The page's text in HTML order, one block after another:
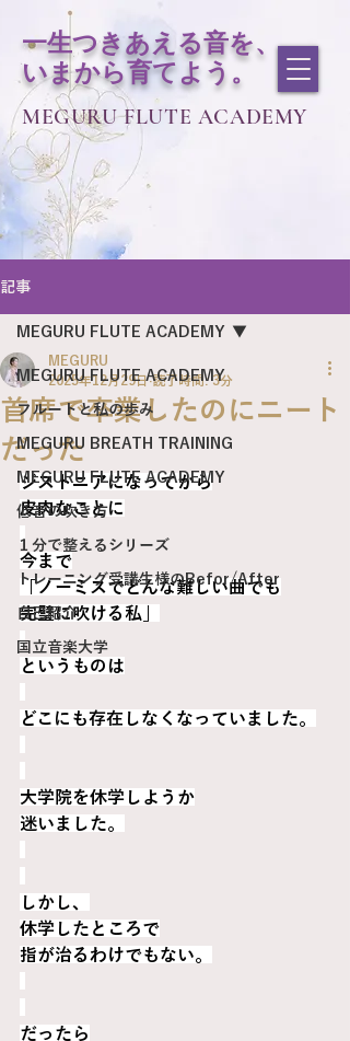
一生つきあえる音を、
いまから育てよう。
MEGURU FLUTE ACADEMY
記事
MEGURU FLUTE ACADEMY
フルートと私の歩み
MEGURU BREATH TRAINING
MEGURU FLUTE ACADEMY
低音の吹き方
１分で整えるシリーズ
トレーニング受講生様のBefor/After
自己紹介
国立音楽大学
MEGURU FLUTE ACADEMY
首席で卒業したのにニート
だった
MEGURU
2025年12月29日 読了時間: 3分
ジストニアになってから
皮肉なことに
今まで
「ノーミスでどんな難しい曲でも
完璧に吹ける私」
というものは
どこにも存在しなくなっていました。
大学院を休学しようか
迷いました。
しかし、
休学したところで
指が治るわけでもない。
だったら